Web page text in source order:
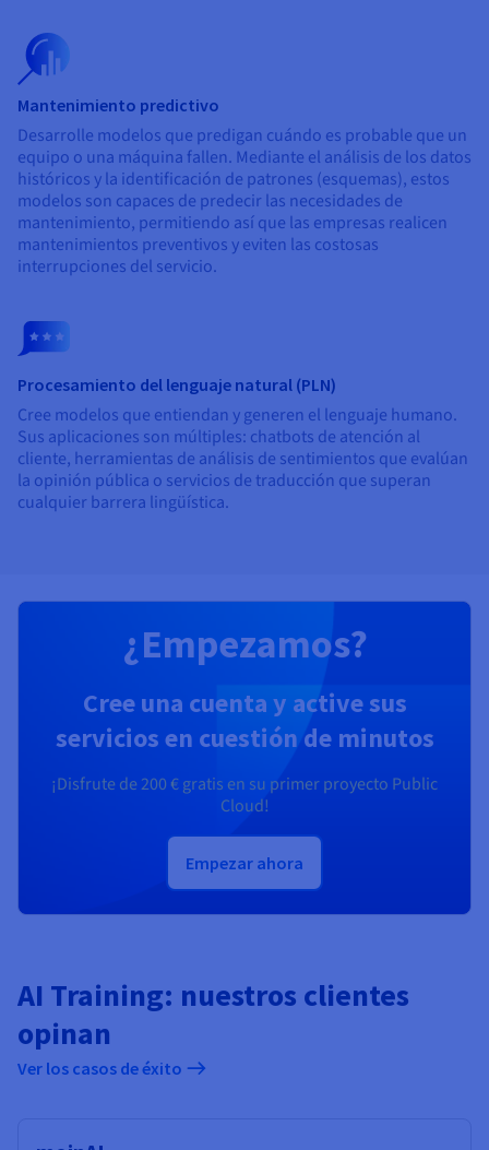
Mantenimiento predictivo
Desarrolle modelos que predigan cuándo es probable que un
equipo o una máquina fallen. Mediante el análisis de los datos
históricos y la identificación de patrones (esquemas), estos
modelos son capaces de predecir las necesidades de
mantenimiento, permitiendo así que las empresas realicen
mantenimientos preventivos y eviten las costosas
interrupciones del servicio.
Procesamiento del lenguaje natural (PLN)
Cree modelos que entiendan y generen el lenguaje humano.
Sus aplicaciones son múltiples: chatbots de atención al
cliente, herramientas de análisis de sentimientos que evalúan
la opinión pública o servicios de traducción que superan
cualquier barrera lingüística.
¿Empezamos?
Cree una cuenta y active sus
servicios en cuestión de minutos
¡Disfrute de 200 €gratis en su primer proyecto Public
Cloud!
Empezar ahora
AI Training: nuestros clientes
opinan
Ver los casos de éxito